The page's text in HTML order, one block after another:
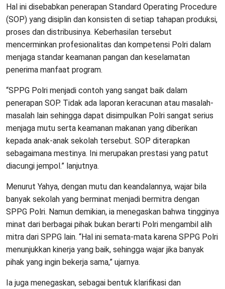
Hal ini disebabkan penerapan Standard Operating Procedure
(SOP) yang disiplin dan konsisten di setiap tahapan produksi,
proses dan distribusinya. Keberhasilan tersebut
mencerminkan profesionalitas dan kompetensi Polri dalam
menjaga standar keamanan pangan dan keselamatan
penerima manfaat program.
“SPPG Polri menjadi contoh yang sangat baik dalam
penerapan SOP. Tidak ada laporan keracunan atau masalah-
masalah lain sehingga dapat disimpulkan Polri sangat serius
menjaga mutu serta keamanan makanan yang diberikan
kepada anak-anak sekolah tersebut. SOP diterapkan
sebagaimana mestinya. Ini merupakan prestasi yang patut
diacungi jempol.” lanjutnya.
Menurut Yahya, dengan mutu dan keandalannya, wajar bila
banyak sekolah yang berminat menjadi bermitra dengan
SPPG Polri. Namun demikian, ia menegaskan bahwa tingginya
minat dari berbagai pihak bukan berarti Polri mengambil alih
mitra dari SPPG lain. “Hal ini semata-mata karena SPPG Polri
menunjukkan kinerja yang baik, sehingga wajar jika banyak
pihak yang ingin bekerja sama,” ujarnya.
Ia juga menegaskan, sebagai bentuk klarifikasi dan